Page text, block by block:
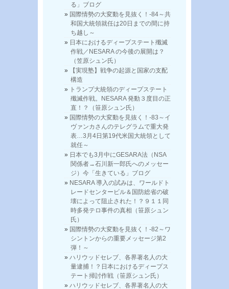
る」ブログ
国際情勢の大変動を見抜く！-84～共
和国大統領就任は20日までの間に持
ち越し～
日本におけるディープステート殲滅
作戦／NESARA の今後の展開は？
（笠原シュン氏）
【実現塾】戦争の起源と国家の支配
構造
トランプ大統領のディープステート
殲滅作戦。NESARA 発動３度目の正
直！？（笹原シュン氏）
国際情勢の大変動を見抜く！-83～イ
ヴァンカさんのテレグラムで重大発
表…3月4日第19代米国大統領として
就任～
日本でも3月中にGESARA法（NSA
関係者→石川新一郎氏へのメッセー
ジ）今「生きている」ブログ
NESARA 導入の試みは、ワールドト
レードセンタービル＆国防総省の破
壊によって阻止された！？９１１同
時多発テロ事件の真相（笹原シュン
氏）
国際情勢の大変動を見抜く！-82～ワ
シントンからの重要メッセージ第2
弾！～
ハリウッドセレブ、各界著名人の大
量逮捕！？日本におけるディープス
テート掃討作戦（笹原シュン氏）
ハリウッドセレブ、各界著名人の大